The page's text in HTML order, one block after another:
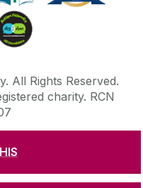
All Rights Reserved.
charity. RCN